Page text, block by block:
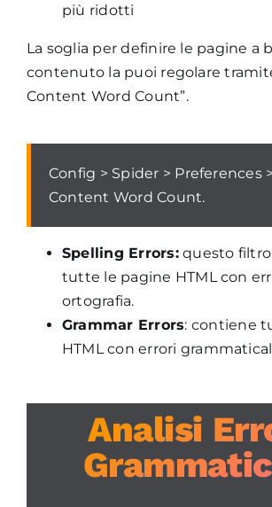
più ridotti
La soglia per definire le pagine a
contenuto la puoi regolare
Content Word Count”.
Config > Spider > Preferences
Content Word Count.
Spelling Errors:questo
tutte le pagine HTML con
ortografia.
Grammar Errors: contiene
HTML con errori
Analisi